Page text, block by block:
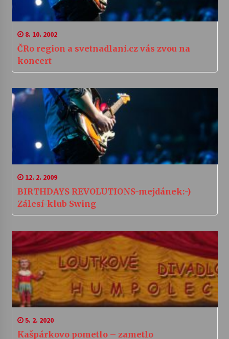
8. 10. 2002
ČRo region a svetnadlani.cz vás zvou na
koncert
12. 2. 2009
BIRTHDAYS REVOLUTIONS-mejdánek:-)
Zálesí-klub Swing
5. 2. 2020
Kašpárkovo pometlo – zametlo